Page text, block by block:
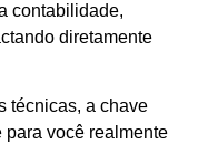
contabilidade,
diretamente
técnicas, a chave
para você realmente